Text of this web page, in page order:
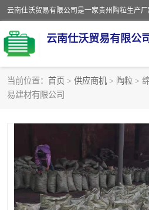
云南仕沃贸易有限公
当前位置： 首页 > 供应商机 > 陶粒 >
易建材有限公司
陶粒
陶粒砂
建筑陶粒